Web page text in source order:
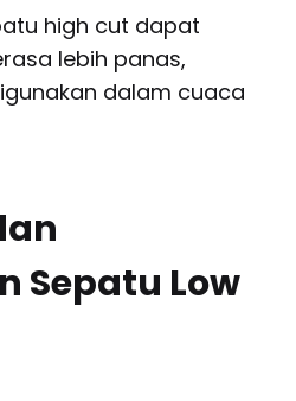
high cut dapat
lebih panas,
dalam cuaca
Sepatu Low